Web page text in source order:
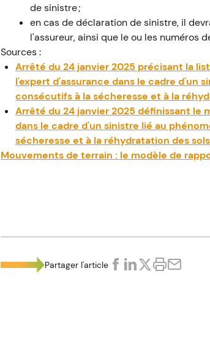
de sinistre ;
en cas de déclaration de sinistre, il
l'assureur, ainsi que le ou les numéros
Sources :
Arrêté du 24 janvier 2025 précisant la
l'expert d'assurance dans le cadre d'un
consécutifs à la sécheresse et à la
Arrêté du 24 janvier 2025 définissant le
dans le cadre d'un sinistre lié au
sécheresse et à la réhydratation des sols
Mouvements de terrain : le modèle de
Partager l'article